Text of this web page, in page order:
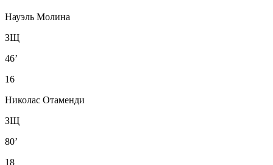
Науэль Молина
ЗЩ
46’
16
Николас Отаменди
ЗЩ
80’
18